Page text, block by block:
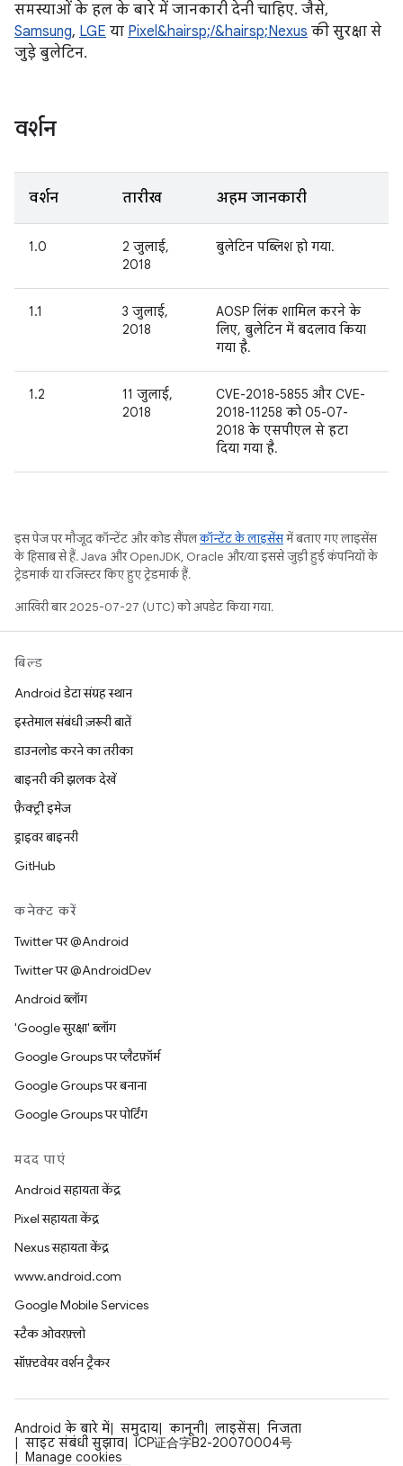
समस्याओं के हल के बारे में जानकारी देनी चाहिए. जैसे,
Samsung, LGE या Pixel&hairsp;/&hairsp;Nexus की सुरक्षा से
जुड़े बुलेटिन.
वर्शन
वर्शन तारीख अहम जानकारी
1.0
2 जुलाई,
2018
बुलेटिन पब्लिश हो गया.
1.1
3 जुलाई,
2018
AOSP लिंक शामिल करने के
लिए, बुलेटिन में बदलाव किया
गया है.
1.2
11 जुलाई,
2018
CVE-2018-5855 और CVE-
2018-11258 को 05-07-
2018 के एसपीएल से हटा
दिया गया है.
इस पेज पर मौजूद कॉन्टेंट और कोड सैंपलकॉन्टेंट के लाइसेंसमें बताए गए लाइसेंस
के हिसाब से हैं. Java और OpenJDK, Oracle और/या इससे जुड़ी हुई कंपनियों के
ट्रेडमार्क या रजिस्टर किए हुए ट्रेडमार्क हैं.
आखिरी बार 2025-07-27 (UTC) को अपडेट किया गया.
बिल्ड
Android डेटा संग्रह स्थान
इस्तेमाल संबंधी ज़रूरी बातें
डाउनलोड करने का तरीका
बाइनरी की झलक देखें
फ़ैक्ट्री इमेज
ड्राइवर बाइनरी
GitHub
कनेक्ट करें
Twitter पर @Android
Twitter पर @AndroidDev
Android ब्लॉग
'Google सुरक्षा' ब्लॉग
Google Groups पर प्लैटफ़ॉर्म
Google Groups पर बनाना
Google Groups पर पोर्टिंग
मदद पाएं
Android सहायता केंद्र
Pixel सहायता केंद्र
Nexus सहायता केंद्र
www.android.com
Google Mobile Services
स्टैक ओवरफ़्लो
सॉफ़्टवेयर वर्शन ट्रैकर
Android के बारे में समुदाय कानूनी लाइसेंस
निजता
साइट संबंधी सुझाव
ICP证合字B2-20070004号
Manage cookies